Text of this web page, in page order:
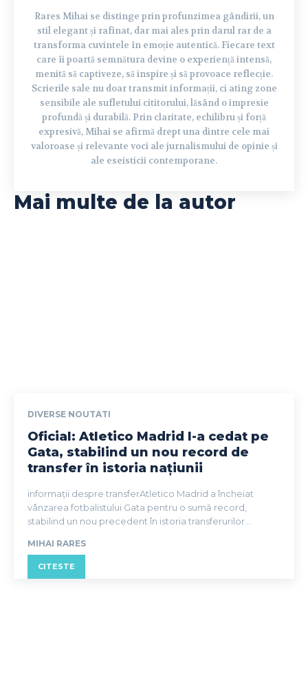
Rares Mihai se distinge prin profunzimea gândirii, un
stil elegant și rafinat, dar mai ales prin darul rar de a
transforma cuvintele în emoție autentică. Fiecare text
care îi poartă semnătura devine o experiență intensă,
menită să captiveze, să inspire și să provoace reflecție.
Scrierile sale nu doar transmit informații, ci ating zone
sensibile ale sufletului cititorului, lăsând o impresie
profundă și durabilă. Prin claritate, echilibru și forță
expresivă, Mihai se afirmă drept una dintre cele mai
valoroase și relevante voci ale jurnalismului de opinie și
ale eseisticii contemporane.
Mai multe de la autor
DIVERSE NOUTATI
Oficial: Atletico Madrid l-a cedat pe
Gata, stabilind un nou record de
transfer în istoria națiunii
informații despre transferAtletico Madrid a încheiat
vânzarea fotbalistului Gata pentru o sumă record,
stabilind un nou precedent în istoria transferurilor...
MIHAI RARES
CITESTE